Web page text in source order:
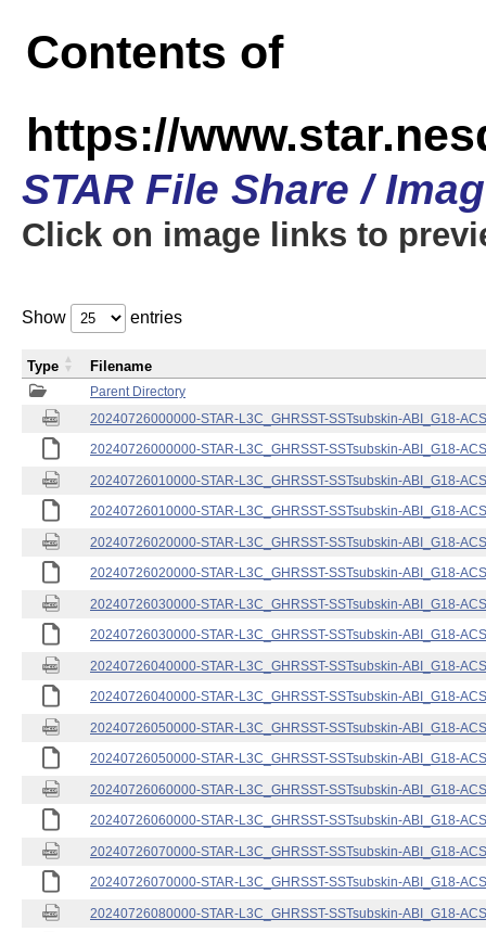
Contents of
https://
STAR File Share /
Click on image links to
Show entries
Parent Directory
20240726000000-STAR-L3C_GHRSST-SSTsubskin-ABI_G18-
20240726000000-STAR-L3C_GHRSST-SSTsubskin-ABI_G18-
20240726010000-STAR-L3C_GHRSST-SSTsubskin-ABI_G18-
20240726010000-STAR-L3C_GHRSST-SSTsubskin-ABI_G18-
20240726020000-STAR-L3C_GHRSST-SSTsubskin-ABI_G18-
20240726020000-STAR-L3C_GHRSST-SSTsubskin-ABI_G18-
20240726030000-STAR-L3C_GHRSST-SSTsubskin-ABI_G18-
20240726030000-STAR-L3C_GHRSST-SSTsubskin-ABI_G18-
20240726040000-STAR-L3C_GHRSST-SSTsubskin-ABI_G18-
20240726040000-STAR-L3C_GHRSST-SSTsubskin-ABI_G18-
20240726050000-STAR-L3C_GHRSST-SSTsubskin-ABI_G18-
20240726050000-STAR-L3C_GHRSST-SSTsubskin-ABI_G18-
20240726060000-STAR-L3C_GHRSST-SSTsubskin-ABI_G18-
20240726060000-STAR-L3C_GHRSST-SSTsubskin-ABI_G18-
20240726070000-STAR-L3C_GHRSST-SSTsubskin-ABI_G18-
20240726070000-STAR-L3C_GHRSST-SSTsubskin-ABI_G18-
20240726080000-STAR-L3C_GHRSST-SSTsubskin-ABI_G18-
Type Filename